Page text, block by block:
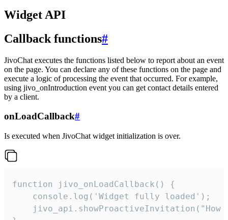
Widget API
Callback functions#
JivoChat executes the functions listed below to report about an event
on the page. You can declare any of these functions on the page and
execute a logic of processing the event that occurred. For example,
using jivo_onIntroduction event you can get contact details entered
by a client.
onLoadCallback#
Is executed when JivoChat widget initialization is over.
function jivo_onLoadCallback() {
    console.log('Widget fully loaded');
jivo_api.showProactiveInvitation("How